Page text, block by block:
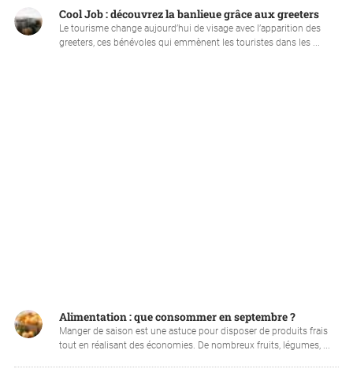
Cool Job : découvrez la banlieue grâce aux greeters
Le tourisme change aujourd’hui de visage avec l’apparition des
greeters, ces bénévoles qui emmènent les touristes dans les ...
Alimentation : que consommer en septembre ?
Manger de saison est une astuce pour disposer de produits frais
tout en réalisant des économies. De nombreux fruits, légumes, ...